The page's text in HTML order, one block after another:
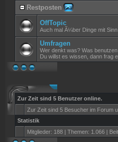
Restposten
OffTopic
Auch mal Ã¼ber Dinge mit
Umfragen
Wer denkt was? Was
Du willst es wissen, dann frag
Zur Zeit sind 5 Benutzer online.
Zur Zeit sind 5 Besucher im Forum
Statistik
Mitglieder: 188 | Themen: 1.066 |